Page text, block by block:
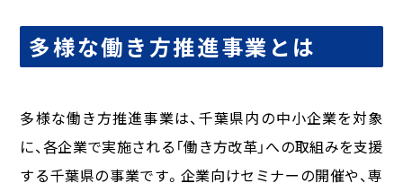
多様な働き方推進事業とは
多様な働き方推進事業は、千葉県内の中小企業を対象
に、各企業で実施される「働き方改革」への取組みを支援
する千葉県の事業です。企業向けセミナーの開催や、専